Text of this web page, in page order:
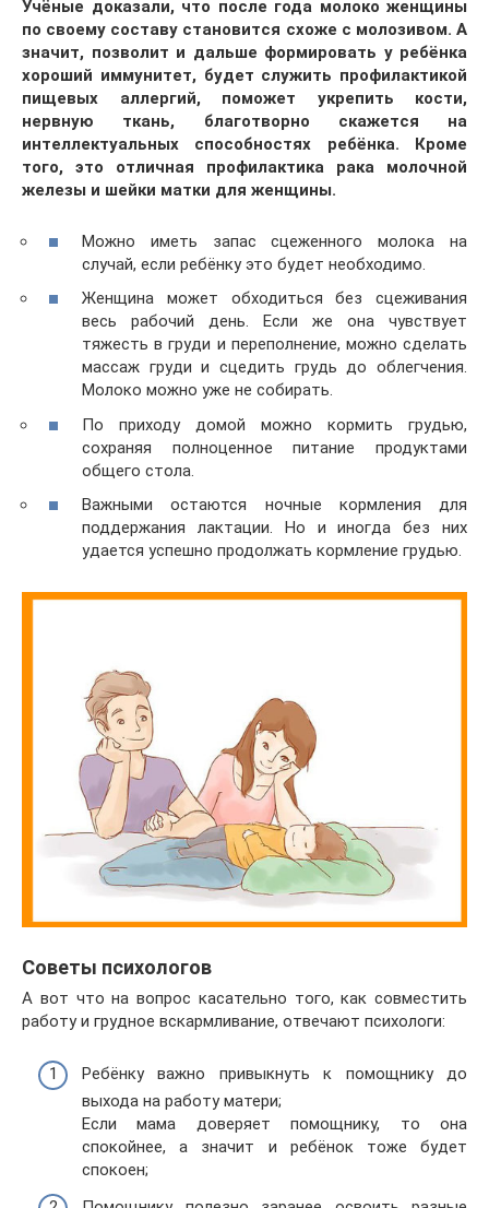
Учёные доказали, что после года молоко женщины
по своему составу становится схоже с молозивом. А
значит, позволит и дальше формировать у ребёнка
хороший иммунитет, будет служить профилактикой
пищевых аллергий, поможет укрепить кости,
нервную ткань, благотворно скажется на
интеллектуальных способностях ребёнка. Кроме
того, это отличная профилактика рака молочной
железы и шейки матки для женщины.
Можно иметь запас сцеженного молока на
случай, если ребёнку это будет необходимо.
Женщина может обходиться без сцеживания
весь рабочий день. Если же она чувствует
тяжесть в груди и переполнение, можно сделать
массаж груди и сцедить грудь до облегчения.
Молоко можно уже не собирать.
По приходу домой можно кормить грудью,
сохраняя полноценное питание продуктами
общего стола.
Важными остаются ночные кормления для
поддержания лактации. Но и иногда без них
удается успешно продолжать кормление грудью.
Советы психологов
А вот что на вопрос касательно того, как совместить
работу и грудное вскармливание, отвечают психологи:
Ребёнку важно привыкнуть к помощнику до
выхода на работу матери;
Если мама доверяет помощнику, то она
спокойнее, а значит и ребёнок тоже будет
спокоен;